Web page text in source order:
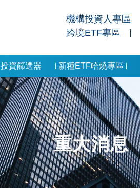
機構投資人專區
跨境ETF專區
投資篩選器 新種ETF哈燒專區
重大消息